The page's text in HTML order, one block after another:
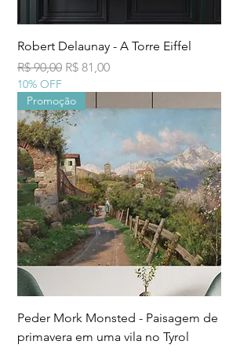
Robert Delaunay - A Torre Eiffel
Preço normal
R$ 90,00 Preço promocional
R$ 81,00
10% OFF
Promoção
Peder Mork Monsted - Paisagem de
primavera em uma vila no Tyrol